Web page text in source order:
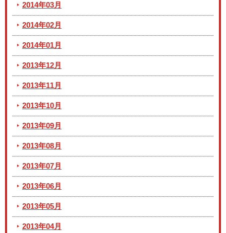
2014年03月
2014年02月
2014年01月
2013年12月
2013年11月
2013年10月
2013年09月
2013年08月
2013年07月
2013年06月
2013年05月
2013年04月